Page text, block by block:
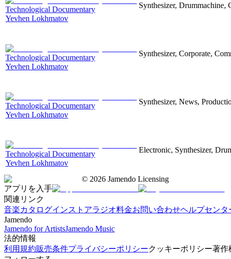
Technological Documentary
Yevhen Lokhmatov
Synthesizer, Drummachine,
Technological Documentary
Yevhen Lokhmatov
Synthesizer, Corporate,
Technological Documentary
Yevhen Lokhmatov
Synthesizer, News,
Technological Documentary
Yevhen Lokhmatov
Electronic, Synthesizer,
© 2026 Jamendo Licensing
アプリを入手
関連リンク
音楽カタログインストアラジオ料金お問い合わせヘルプセンタ
Jamendo
Jamendo for ArtistsJamendo Music
法的情報
利用規約販売条件プライバシーポリシークッキーポリシー著作